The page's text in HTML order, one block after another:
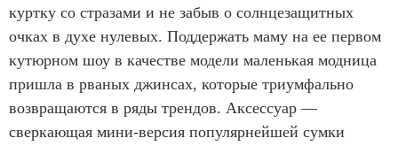
куртку со стразами и не забыв о солнцезащитных
очках в духе нулевых. Поддержать маму на ее первом
кутюрном шоу в качестве модели маленькая модница
пришла в рваных джинсах, которые триумфально
возвращаются в ряды трендов. Аксессуар —
сверкающая мини-версия популярнейшей сумки